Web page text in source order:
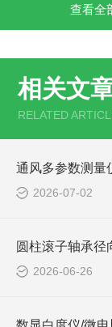
查看全
相关文
RELATED
2026-07-02
2026-06-26